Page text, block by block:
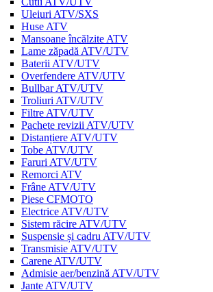
Uleiuri ATV/SXS
Huse ATV
Mansoane încălzite ATV
Lame zăpadă ATV/UTV
Baterii ATV/UTV
Overfendere ATV/UTV
Bullbar ATV/UTV
Troliuri ATV/UTV
Filtre ATV/UTV
Pachete revizii ATV/UTV
Distanțiere ATV/UTV
Tobe ATV/UTV
Faruri ATV/UTV
Remorci ATV
Frâne ATV/UTV
Piese CFMOTO
Electrice ATV/UTV
Sistem răcire ATV/UTV
Suspensie și cadru ATV/UTV
Transmisie ATV/UTV
Carene ATV/UTV
Admisie aer/benzină ATV/UTV
Jante ATV/UTV